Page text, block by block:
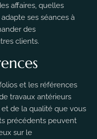
affaires, quelles
ses séances à
des
clients.
et les références
travaux antérieurs
de la qualité que vous
précédents peuvent
sur le